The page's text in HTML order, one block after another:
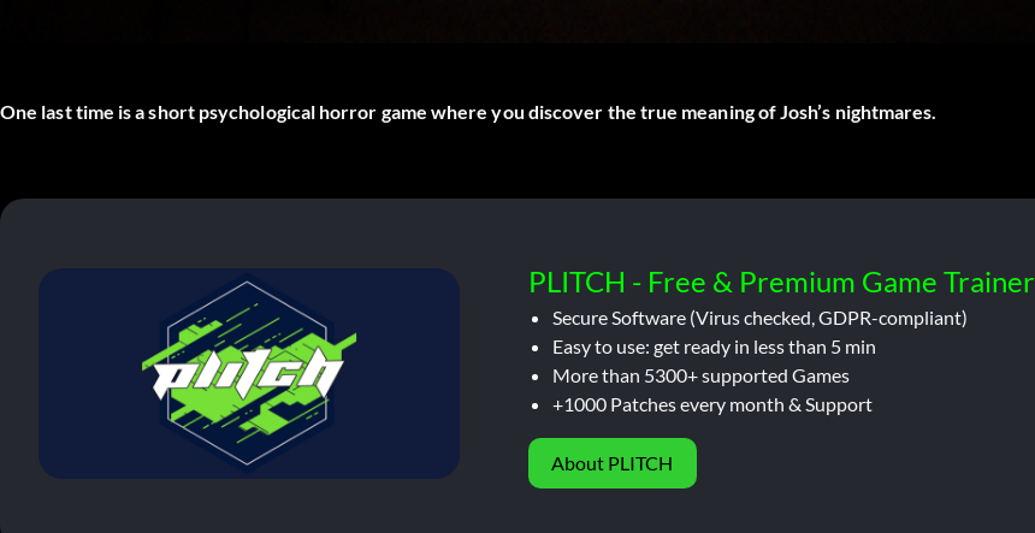
One last time is a short psychological horror game where you discover the true meaning of Josh’s nightmares.
PLITCH - Free & Premium Game Trainer
Secure Software (Virus checked, GDPR-compliant)
Easy to use: get ready in less than 5 min
More than 5300+ supported Games
+1000 Patches every month & Support
About PLITCH